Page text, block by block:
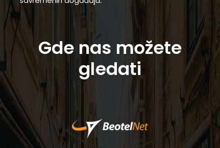
Gde nas možete
gledati